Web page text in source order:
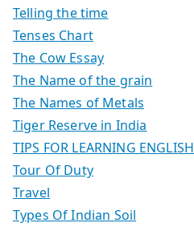
Telling the time
Tenses Chart
The Cow Essay
The Name of the grain
The Names of Metals
Tiger Reserve in India
TIPS FOR LEARNING ENGLISH
Tour Of Duty
Travel
Types Of Indian Soil